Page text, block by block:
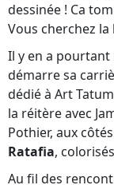
dessinée ! Ca
Vous cherchez
Il y en a pourtant
démarre sa
dédié à Art
la réitère avec
Pothier, aux
Ratafia,
Au fil des